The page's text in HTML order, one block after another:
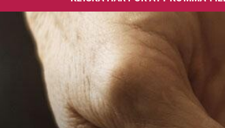
av avdraget och en högre
den 1 januari 2027.